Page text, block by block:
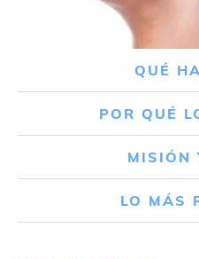
QUÉ
POR QUÉ
MISIÓN
LO MÁS